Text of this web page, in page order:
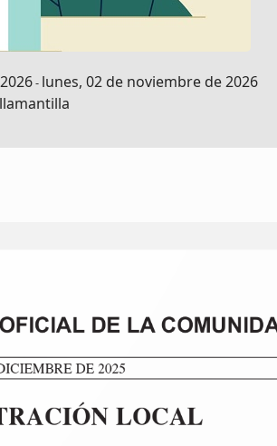
- lunes, 02 de noviembre de 2026